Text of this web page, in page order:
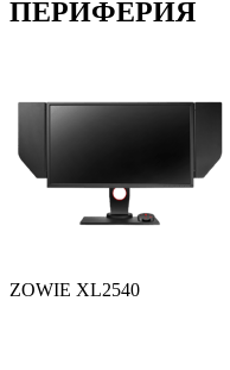
ПЕРИФЕРИЯ
ZOWIE XL2540